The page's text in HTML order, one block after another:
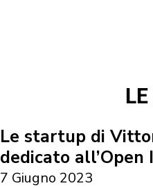
Le startup di
dedicato all’Open
7 Giugno 2023